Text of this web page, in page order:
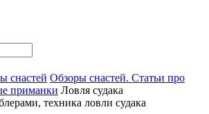
снастей Обзоры снастей. Статьи про
приманки Ловля судака
техника ловли судака